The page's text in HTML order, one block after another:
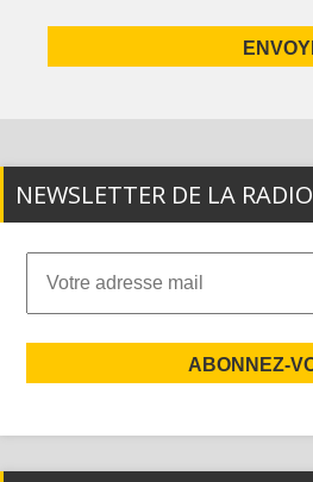
NEWSLETTER DE LA RADIO